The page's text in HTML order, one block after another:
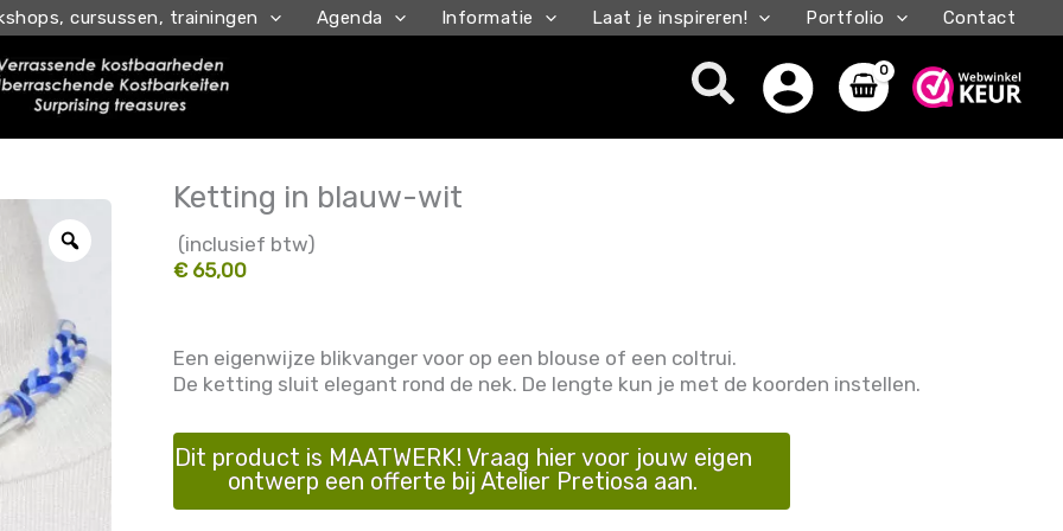
cursussen, trainingen Agenda Informatie Laat je inspireren! Portfolio Contact
Zoeken
Zoom
Ketting in blauw-wit
(inclusief btw)
€ 65,00
Een eigenwijze blikvanger voor op een blouse of een coltrui.
De ketting sluit elegant rond de nek. De lengte kun je met de koorden instellen.
Dit product is MAATWERK! Vraag hier voor jouw eigen
ontwerp een offerte bij Atelier Pretiosa aan.